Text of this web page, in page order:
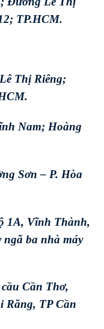
TP.HCM.
Thị Riêng;
Nam; Hoàng
Sơn – P. Hòa
1A, Vĩnh Thành,
ba nhà máy
Cần Thơ,
Răng, TP Cần